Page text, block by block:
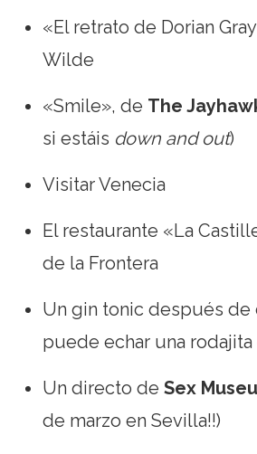
«El retrato de Dorian
Wilde
«Smile», de The
si estáis down and out)
Visitar Venecia
El restaurante «La
de la Frontera
Un gin tonic después de
puede echar una rodajita
Un directo deSex
de marzo en Sevilla!!)